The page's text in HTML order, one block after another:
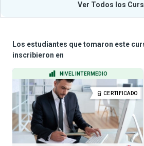
Ver Todos los
Los estudiantes que tomaron este
inscribieron en
NIVEL INTERMEDIO
CERTIFICADO